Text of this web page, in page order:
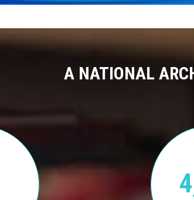
A NATIONAL